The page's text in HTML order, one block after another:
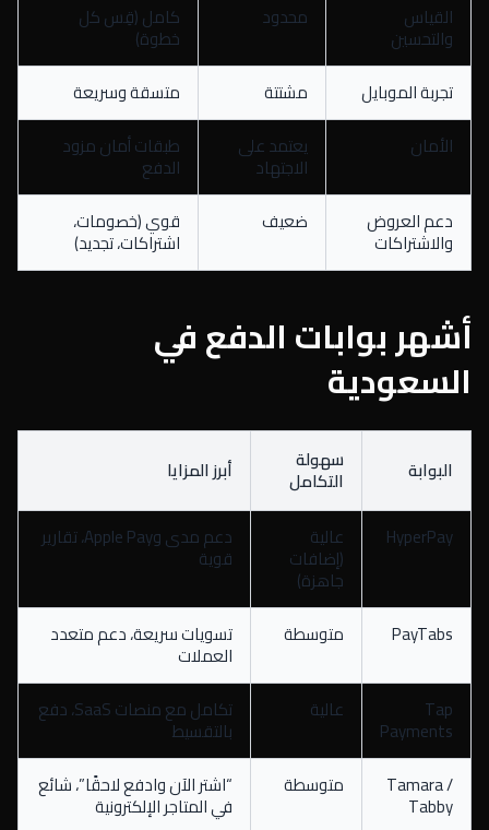
القياس
والتحسين
محدود كامل (قِس كل
خطوة)
تجربة الموبايل
مشتتة
متسقة وسريعة
الأمان
يعتمد على
الاجتهاد
طبقات أمان مزود
الدفع
دعم العروض
والاشتراكات
ضعيف قوي (خصومات،
اشتراكات، تجديد)
أشهر بوابات الدفع في
السعودية
البوابة سهولة
التكامل أبرز المزايا
HyperPay عالية
(إضافات
جاهزة)
دعم مدى وApple Pay، تقارير
قوية
PayTabs متوسطة تسويات سريعة، دعم متعدد
العملات
Tap
Payments
عالية تكامل مع منصات SaaS، دفع
بالتقسيط
Tamara /
Tabby
متوسطة “اشتر الآن وادفع لاحقًا”، شائع
في المتاجر الإلكترونية